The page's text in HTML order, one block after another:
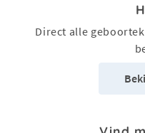
Direct alle